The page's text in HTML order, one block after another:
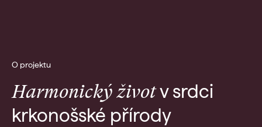
O projektu
Harmonický životv srdci
krkonošské přírody